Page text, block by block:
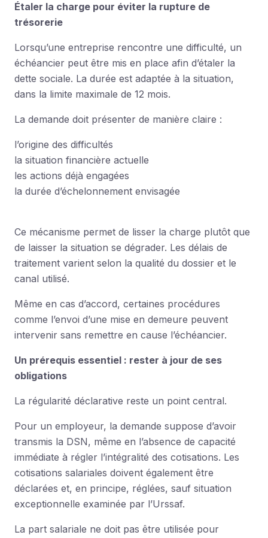
Étaler la charge pour éviter la rupture de
trésorerie
Lorsqu’une entreprise rencontre une difficulté, un
échéancier peut être mis en place afin d’étaler la
dette sociale. La durée est adaptée à la situation,
dans la limite maximale de 12 mois.
La demande doit présenter de manière claire :
l’origine des difficultés
la situation financière actuelle
les actions déjà engagées
la durée d’échelonnement envisagée
Ce mécanisme permet de lisser la charge plutôt que
de laisser la situation se dégrader. Les délais de
traitement varient selon la qualité du dossier et le
canal utilisé.
Même en cas d’accord, certaines procédures
comme l’envoi d’une mise en demeure peuvent
intervenir sans remettre en cause l’échéancier.
Un prérequis essentiel : rester à jour de ses
obligations
La régularité déclarative reste un point central.
Pour un employeur, la demande suppose d’avoir
transmis la DSN, même en l’absence de capacité
immédiate à régler l’intégralité des cotisations. Les
cotisations salariales doivent également être
déclarées et, en principe, réglées, sauf situation
exceptionnelle examinée par l’Urssaf.
La part salariale ne doit pas être utilisée pour